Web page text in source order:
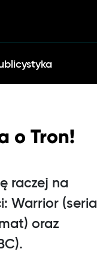
o Tron!
raczej na
Warrior (serial
oraz